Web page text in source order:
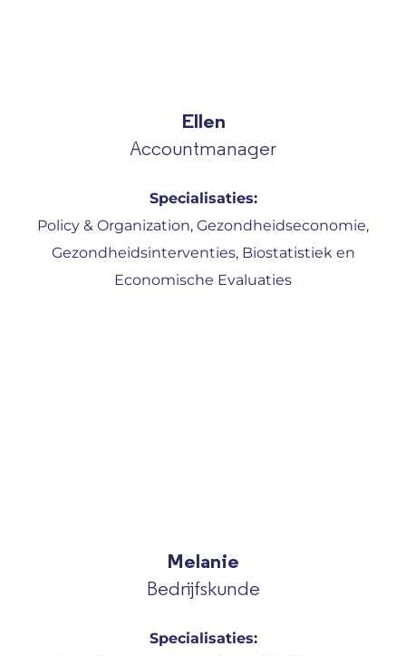
Ellen
Accountmanager
Specialisaties:
Policy & Organization, Gezondheidseconomie,
Gezondheidsinterventies, Biostatistiek en
Economische Evaluaties
Melanie
Bedrijfskunde
Specialisaties: